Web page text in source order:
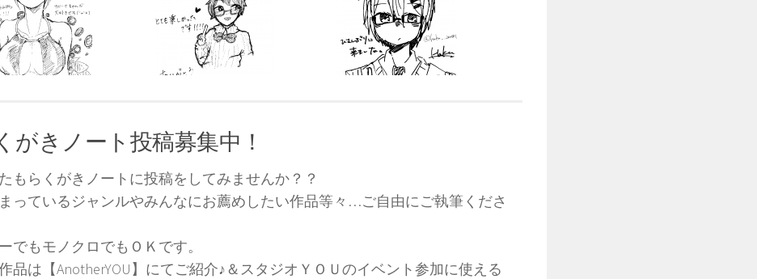
がきノート投稿募集中！
もらくがきノートに投稿をしてみませんか？？
っているジャンルやみんなにお薦めしたい作品等々…ご自由にご執筆くださ
でもモノクロでもＯＫです。
品は【AnotherYOU】にてご紹介♪＆スタジオＹＯＵのイベント参加に使える